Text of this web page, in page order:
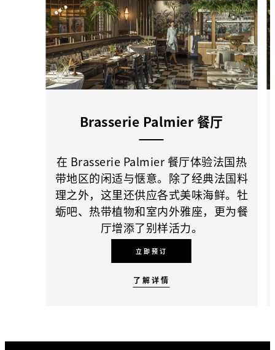
Brasserie Palmier 餐厅
在 Brasserie Palmier 餐厅体验法国热
带地区的闲适与惬意。除了经典法国料
理之外，这里还供应各式美味海鲜。牡
蛎吧、热带植物和室内外雅座，更为餐
厅增添了别样活力。
立即预订
了解详情